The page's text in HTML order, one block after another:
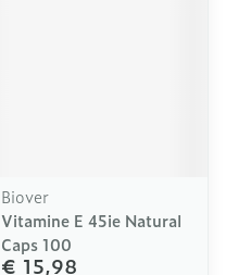
Biover
Vitamine E 45ie Natural
Caps 100
€ 15,98